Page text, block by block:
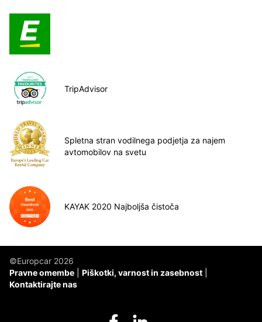
TripAdvisor
Spletna stran vodilnega podjetja za najem
avtomobilov na svetu
KAYAK 2020 Najboljša čistoča
©Europcar 2026
Pravne omembe
Piškotki, varnost in zasebnost
Kontaktirajte nas